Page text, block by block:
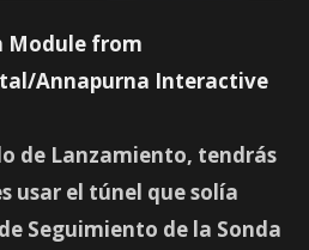
Module from
Annapurna Interactive
de Lanzamiento, tendrás
usar el túnel que solía
Seguimiento de la Sonda